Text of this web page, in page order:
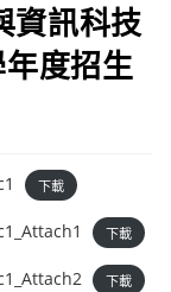
資訊科技
度招生
下載
下載
下載